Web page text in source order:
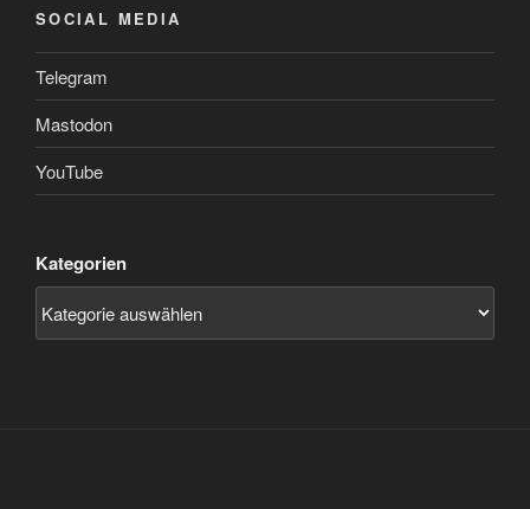
SOCIAL MEDIA
Telegram
Mastodon
YouTube
Kategorien